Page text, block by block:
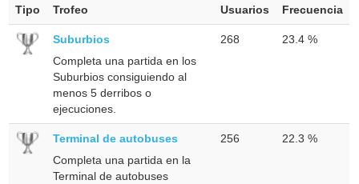
Tipo Trofeo Usuarios Frecuencia
Suburbios
Completa una partida en los
Suburbios consiguiendo al
menos 5 derribos o
ejecuciones.
268 23.4 %
Terminal de autobuses
Completa una partida en la
Terminal de autobuses
256 22.3 %